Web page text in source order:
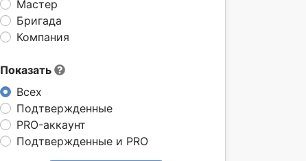
Мастер
Бригада
Компания
Показать
Всех
Подтвержденные
PRO-аккаунт
Подтвержденные и PRO